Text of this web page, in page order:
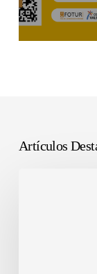
Artículos